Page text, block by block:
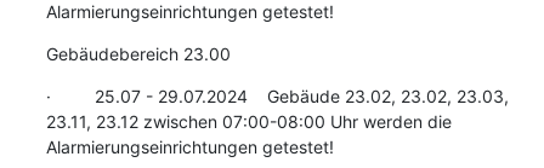
Alarmierungseinrichtungen getestet!
Gebäudebereich 23.00
·         25.07 - 29.07.2024    Gebäude 23.02, 23.02, 23.03,
23.11, 23.12 zwischen 07:00-08:00 Uhr werden die
Alarmierungseinrichtungen getestet!